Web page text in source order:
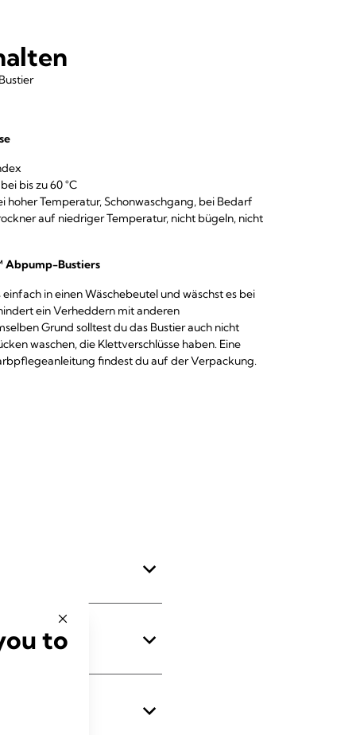
bis zu 60 °C
hoher Temperatur, Schonwaschgang, bei Bedarf
auf niedriger Temperatur, nicht bügeln, nicht
Abpump-Bustiers
in einen Wäschebeutel und wäschst es bei
ein Verheddern mit anderen
Grund solltest du das Bustier auch nicht
waschen, die Klettverschlüsse haben. Eine
findest du auf der Verpackung.
to